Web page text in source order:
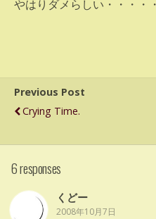
やはりダメらしい・・・・・
Previous Post
Crying Time.
6 responses
くどー
2008年10月7日